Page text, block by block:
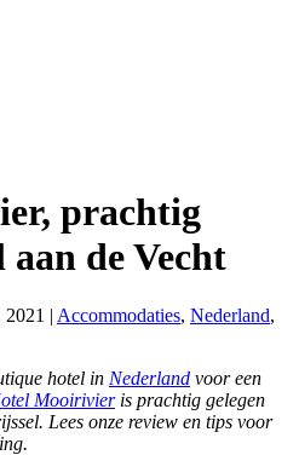
prachtig
de Vecht
| Accommodaties, Nederland,
hotel in Nederland voor een
Mooirivieris prachtig gelegen
Lees onze review en tips voor